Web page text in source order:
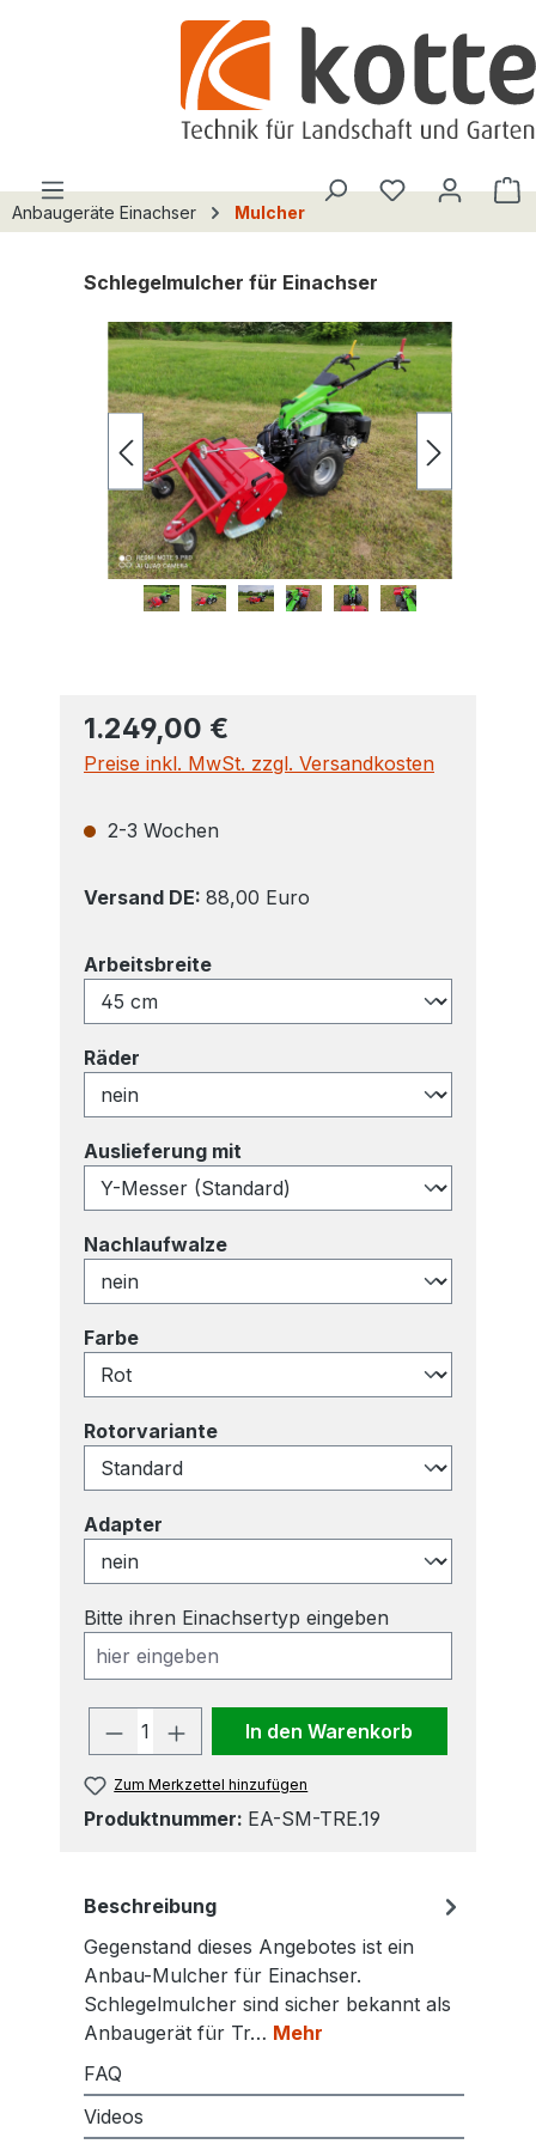
Du hast 0
Anbaugeräte Einachser Mulcher
Schlegelmulcher für Einachser
Bildergalerie überspringen
1.249,00 €
Preise inkl. MwSt. zzgl. Versandkosten
2-3 Wochen
Versand DE: 88,00 Euro
Arbeitsbreiteauswählen
Räder
Auslieferung mit
Nachlaufwalzeauswählen
Farbeauswählen
Rotorvarianteauswählen
Adapter
Bitte ihren Einachsertyp eingeben
Produkt Anzahl: Gib den
In den Warenkorb
Zum Merkzettel hinzufügen
Produktnummer: EA-SM-TRE.19
Beschreibung
Gegenstand dieses Angebotes ist ein
Anbau-Mulcher für Einachser.
Schlegelmulcher sind sicher bekannt als
Anbaugerät für Tr… Mehr
FAQ
Videos